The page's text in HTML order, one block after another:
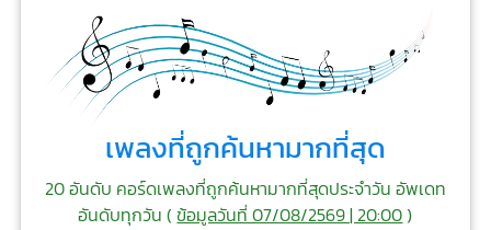
เพลงที่ถูกค้นหามากที่สุด
20 อันดับ คอร์ดเพลงที่ถูกค้นหามากที่สุดประจำวัน อัพเดท
อันดับทุกวัน (ข้อมูลวันที่ 07/08/2569 | 20:00)